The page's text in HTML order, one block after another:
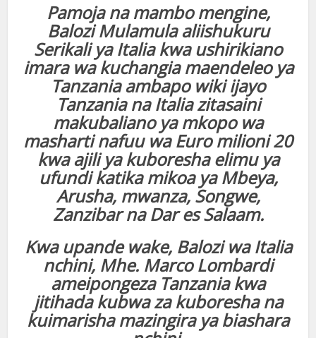
Pamoja na mambo mengine,
Balozi Mulamula aliishukuru
Serikali ya Italia kwa ushirikiano
imara wa kuchangia maendeleo ya
Tanzania ambapo wiki ijayo
Tanzania na Italia zitasaini
makubaliano ya mkopo wa
masharti nafuu wa Euro milioni 20
kwa ajili ya kuboresha elimu ya
ufundi katika mikoa ya Mbeya,
Arusha, mwanza, Songwe,
Zanzibar na Dar es Salaam.
Kwa upande wake, Balozi wa Italia
nchini, Mhe. Marco Lombardi
ameipongeza Tanzania kwa
jitihada kubwa za kuboresha na
kuimarisha mazingira ya biashara